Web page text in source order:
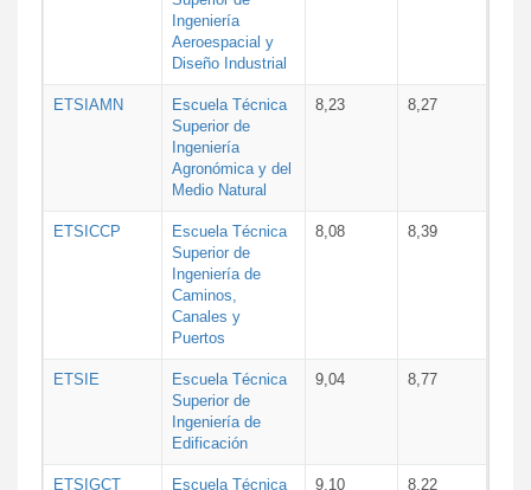
Ingeniería
Aeroespacial y
Diseño Industrial
ETSIAMN
Escuela Técnica
Superior de
Ingeniería
Agronómica y del
Medio Natural
8,23 8,27
ETSICCP
Escuela Técnica
Superior de
Ingeniería de
Caminos,
Canales y
Puertos
8,08 8,39
ETSIE
Escuela Técnica
Superior de
Ingeniería de
Edificación
9,04 8,77
ETSIGCT
Escuela Técnica
9,10 8,22